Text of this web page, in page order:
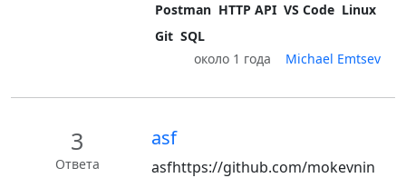
Postman HTTP API VS Code Linux
Git SQL
около 1 года
Michael Emtsev
3
Ответа
asf
asfhttps://github.com/mokevnin